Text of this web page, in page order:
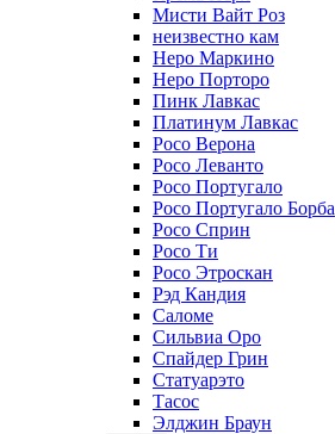
Мисти Вайт Роз
неизвестно кам
Неро Маркино
Неро Порторо
Пинк Лавкаc
Платинум Лавкас
Росо Верона
Росо Леванто
Росо Португало
Росо Португало Борба
Росо Сприн
Росо Ти
Росо Этроскан
Рэд Кандия
Саломе
Сильвиа Оро
Спайдер Грин
Статуарэто
Тасос
Элджин Браун